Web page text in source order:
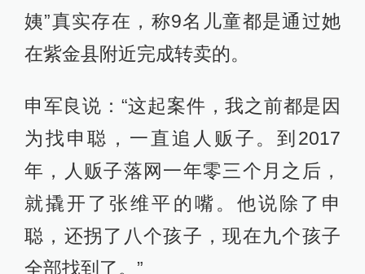
姨”真实存在，称9名儿童都是通过她
在紫金县附近完成转卖的。
申军良说：“这起案件，我之前都是因
为找申聪，一直追人贩子。到2017
年，人贩子落网一年零三个月之后，
就撬开了张维平的嘴。他说除了申
聪，还拐了八个孩子，现在九个孩子
全部找到了。”